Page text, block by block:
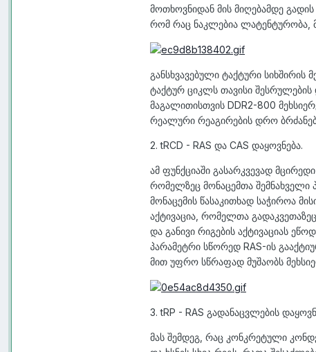
მოთხოვნიდან მის მიღებამდე
რომ რაც ნაკლებია ლატენტურობა,
განსხვავებული ტაქტური
ტაქტურ ციკლს თავისი
მაგალითისთვის DDR2-800
რეალური რეაგირების დრო
2.tRCD - RAS და CAS დაყოვნება.
ამ ფუნქციაში გასარკვევად
რომელზეც მონაცემთა შემნახველი
მონაცემის წასაკითხად საჭიროა
აქტივაცია, რომელთა
და განივი რიგების აქტივაციას
პარამეტრი სწორედ RAS-ის
მით უფრო სწრაფად მუშაობს
3.tRP - RAS გადანაცვლების
მას შემდეგ, რაც კონკრეტული